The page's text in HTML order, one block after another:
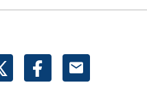
mail